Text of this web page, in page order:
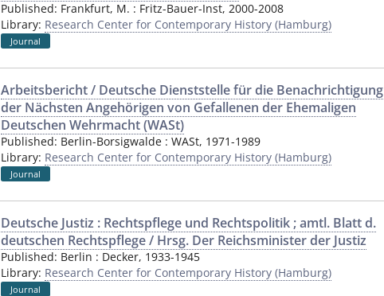
Published: Frankfurt, M. : Fritz-Bauer-Inst, 2000-2008
Library: Research Center for Contemporary History (Hamburg)
Journal
Arbeitsbericht / Deutsche Dienststelle für die Benachrichtigung
der Nächsten Angehörigen von Gefallenen der Ehemaligen
Deutschen Wehrmacht (WASt)
Published: Berlin-Borsigwalde : WASt, 1971-1989
Library: Research Center for Contemporary History (Hamburg)
Journal
Deutsche Justiz : Rechtspflege und Rechtspolitik ; amtl. Blatt d.
deutschen Rechtspflege / Hrsg. Der Reichsminister der Justiz
Published: Berlin : Decker, 1933-1945
Library: Research Center for Contemporary History (Hamburg)
Journal